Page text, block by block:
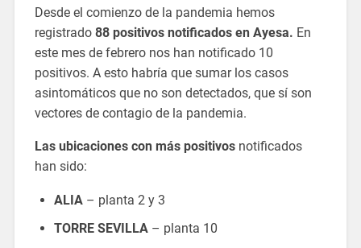
Desde el comienzo de la pandemia hemos
registrado 88 positivos notificados en Ayesa. En
este mes de febrero nos han notificado 10
positivos. A esto habría que sumar los casos
asintomáticos que no son detectados, que sí son
vectores de contagio de la pandemia.
Las ubicaciones con más positivosnotificados
han sido:
ALIA– planta 2 y 3
TORRE SEVILLA– planta 10